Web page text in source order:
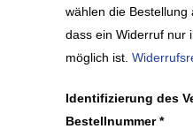
wählen die Bestellung
dass ein Widerruf nur
möglich ist.
Identifizierung des
Bestellnummer*